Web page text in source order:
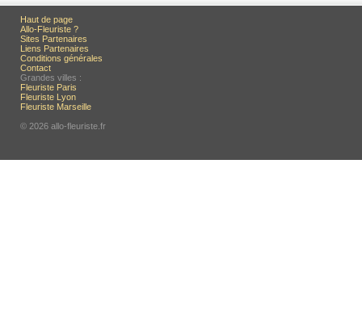
Haut de page
Allo-Fleuriste ?
Sites Partenaires
Liens Partenaires
Conditions générales
Contact
Grandes villes :
Fleuriste Paris
Fleuriste Lyon
Fleuriste Marseille
© 2026 allo-fleuriste.fr